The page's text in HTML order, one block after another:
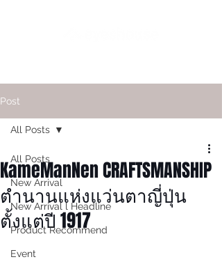
Post
All Posts
New Arrival
New Arrival l Headline
Product Recommend
Event
All Posts
KameManNen CRAFTSMANSHIP
ตำนานแห่งแว่นตาญี่ปุ่น
ตั้งแต่ปี 1917